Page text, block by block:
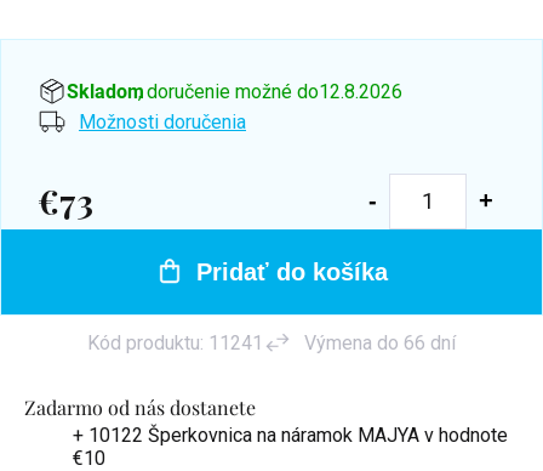
Zadarmo od nás dostanete
+ 10122 Šperkovnica na náramok MAJYA v hodnote
€10
Skladom, doručenie možné do12.8.2026
Možnosti doručenia
€73
Jednotková
Pridať do košíka
Kód produktu: 11241 Výmena do 66 dní